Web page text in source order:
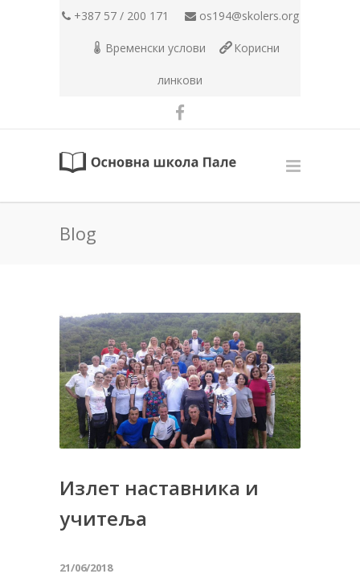
+387 57 / 200 171 os194@skolers.org
Временски услови Корисни
линкови
Blog
Излет наставника и
учитеља
21/06/2018